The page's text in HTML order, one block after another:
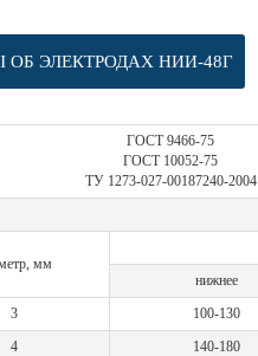
ОБ ЭЛЕКТРОДАХ НИИ-48Г
ГОСТ 9466-75
ГОСТ 10052-75
ТУ 1273-027-00187240-2004
мм
нижнее
3
100-130
4
140-180